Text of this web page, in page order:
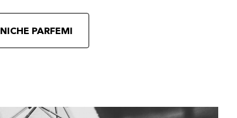
NICHE PARFEMI